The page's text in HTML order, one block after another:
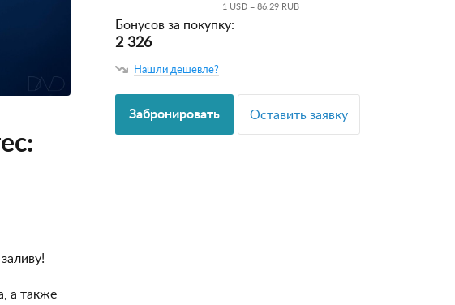
а также
1 USD = 86.29 RUB
Бонусов за покупку:
2 326
Нашли дешевле?
Забронировать Оставить заявку